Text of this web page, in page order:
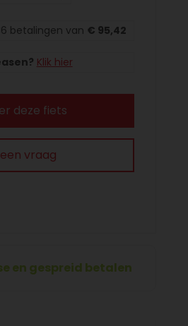
betalingen van € 95,42
Klik hier
deze fiets
vraag
en gespreid betalen